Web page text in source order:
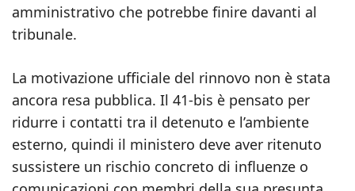
amministrativo che potrebbe finire davanti al
tribunale.
La motivazione ufficiale del rinnovo non è stata
ancora resa pubblica. Il 41‑bis è pensato per
ridurre i contatti tra il detenuto e l’ambiente
esterno, quindi il ministero deve aver ritenuto
sussistere un rischio concreto di influenze o